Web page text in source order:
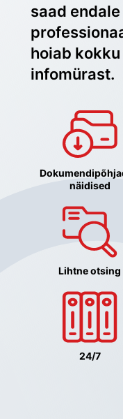
saad
hoiab
infomürast.
näidised
Lihtne otsing
24/7